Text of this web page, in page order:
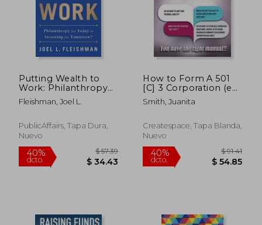
40%
dcto.
$ 48.29
$ 28.97
40%
dcto.
Putting Wealth to
Work: Philanthropy
for Today or Investing
for Tomorrow? (en
Fleishman, Joel L.
PublicAffairs, Tapa Dura,
Nuevo
How to Form A 501
[C] 3 Corporation (en
Inglés)
Smith, Juanita
Createspace, Tapa Blanda,
Nuevo